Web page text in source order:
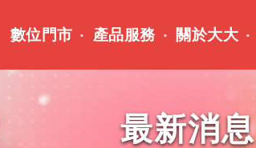
數位門市 產品服務 關於大大
最新消息